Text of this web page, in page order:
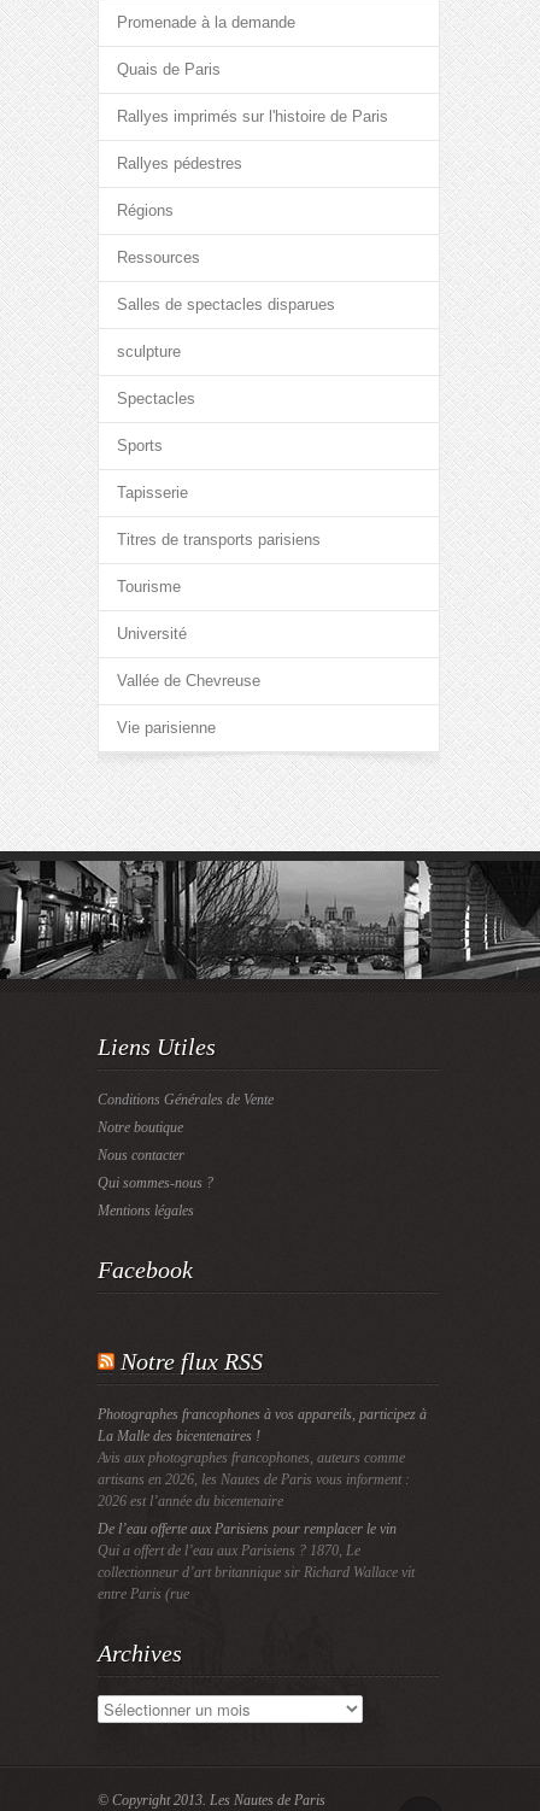
Promenade à la demande
Quais de Paris
Rallyes imprimés sur l'histoire de Paris
Rallyes pédestres
Régions
Ressources
Salles de spectacles disparues
sculpture
Spectacles
Sports
Tapisserie
Titres de transports parisiens
Tourisme
Université
Vallée de Chevreuse
Vie parisienne
Liens Utiles
Conditions Générales de Vente
Notre boutique
Nous contacter
Qui sommes-nous ?
Mentions légales
Facebook
Notre flux RSS
Photographes francophones à vos appareils, participez à
La Malle des bicentenaires !
Avis aux photographes francophones, auteurs comme
artisans en 2026, les Nautes de Paris vous informent :
2026 est l’année du bicentenaire
De l’eau offerte aux Parisiens pour remplacer le vin
Qui a offert de l’eau aux Parisiens ? 1870, Le
collectionneur d’art britannique sir Richard Wallace vit
entre Paris (rue
Archives
Archives
© Copyright 2013. Les Nautes de Paris